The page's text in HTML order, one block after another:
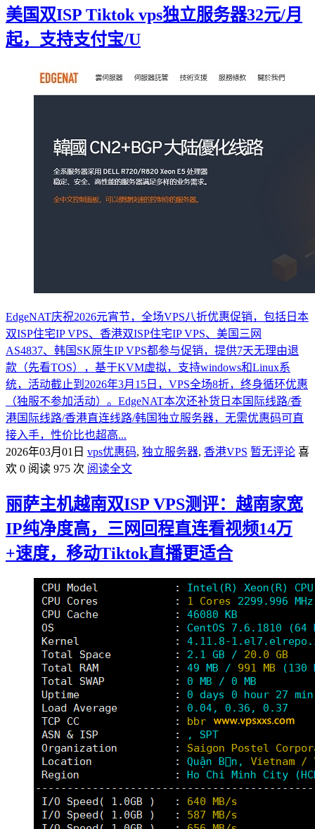
美国双ISP Tiktok vps独立服务器32元/月
起，支持支付宝/U
EdgeNAT庆祝2026元宵节，全场VPS八折优惠促销，包括日本
双ISP住宅IP VPS、香港双ISP住宅IP VPS、美国三网
AS4837、韩国SK原生IP VPS都参与促销，提供7天无理由退
款（先看TOS），基于KVM虚拟，支持windows和Linux系
统，活动截止到2026年3月15日，VPS全场8折，终身循环优惠
（独服不参加活动）。EdgeNAT本次还补货日本国际线路/香
港国际线路/香港直连线路/韩国独立服务器，无需优惠码可直
接入手，性价比也超高...
2026年03月01日 vps优惠码, 独立服务器, 香港VPS 暂无评论 喜
欢 0 阅读 975 次 阅读全文
丽萨主机越南双ISP VPS测评：越南家宽
IP纯净度高，三网回程直连看视频14万
+速度，移动Tiktok直播更适合